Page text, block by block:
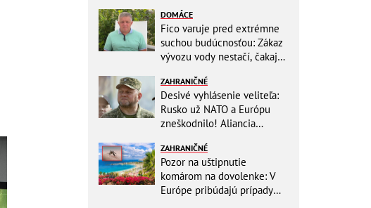
DOMÁCE
Fico varuje pred extrémne
suchou budúcnosťou: Zákaz
vývozu vody nestačí, čakajú
ZAHRANIČNÉ
Desivé vyhlásenie veliteľa:
Rusko už NATO a Európu
zneškodnilo! Aliancia
ZAHRANIČNÉ
Pozor na uštipnutie
komárom na dovolenke: V
Európe pribúdajú prípady